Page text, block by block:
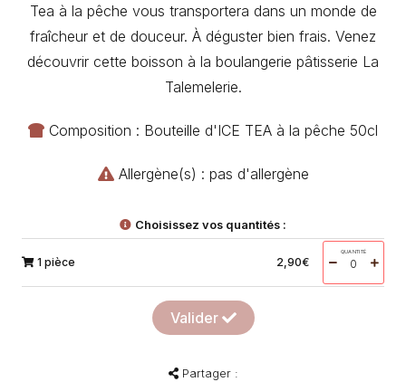
Tea à la pêche vous transportera dans un monde de
fraîcheur et de douceur. À déguster bien frais. Venez
découvrir cette boisson à la boulangerie pâtisserie La
Talemelerie.
Composition : Bouteille d'ICE TEA à la pêche 50cl
Allergène(s) : pas d'allergène
Choisissez vos quantités :
1 pièce 2,90€
QUANTITÉ
Valider
Partager :